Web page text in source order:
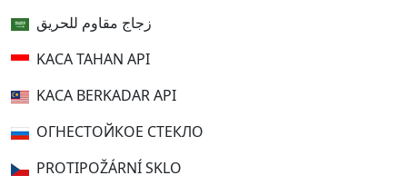
زجاج مقاوم للحريق
KACA TAHAN API
KACA BERKADAR API
ОГНЕСТОЙКОЕ СТЕКЛО
PROTIPOŽÁRNÍ SKLO